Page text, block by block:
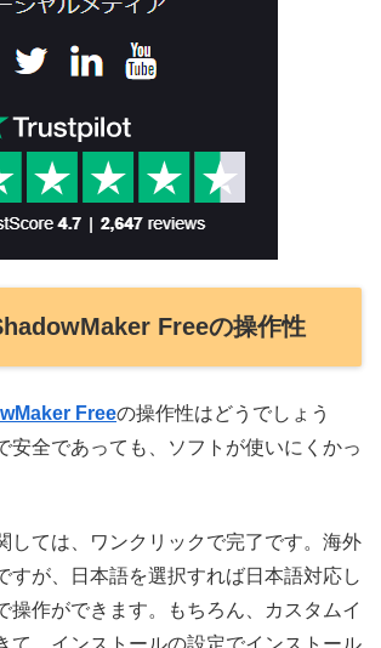
Freeの操作性
Freeの操作性はどうでしょう
安全であっても、ソフトが使いにくかっ
しては、ワンクリックで完了です。海外
すが、日本語を選択すれば日本語対応し
操作ができます。もちろん、カスタムイ